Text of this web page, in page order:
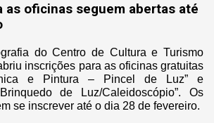
as oficinas seguem abertas até
do Centro de Cultura e Turismo
inscrições para as oficinas gratuitas
e Pintura – Pincel de Luz” e
de Luz/Caleidoscópio”. Os
se inscrever até o dia 28 de fevereiro.